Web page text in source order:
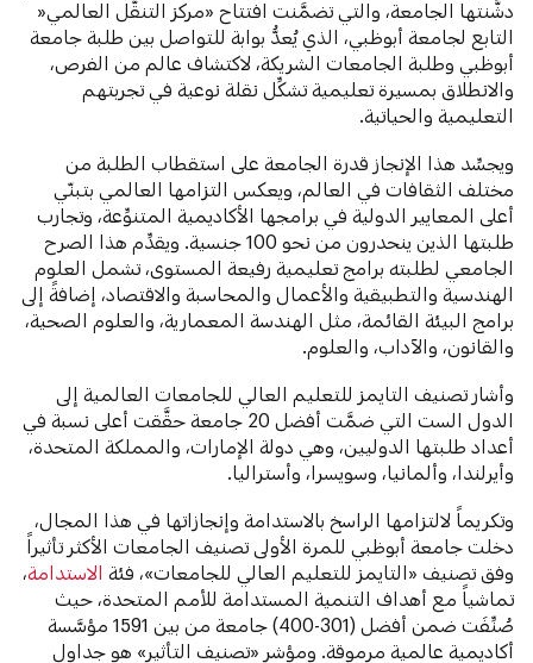
دشَّنتها الجامعة، والتي تضمَّنت افتتاح «مركز التنقُّل العالمي«
التابع لجامعة أبوظبي، الذي يُعدُّ بوابة للتواصل بين طلبة جامعة
أبوظبي وطلبة الجامعات الشريكة، لاكتشاف عالم من الفرص،
والانطلاق بمسيرة تعليمية تشكِّل نقلة نوعية في تجربتهم
التعليمية والحياتية.
ويجسِّد هذا الإنجاز قدرة الجامعة على استقطاب الطلبة من
مختلف الثقافات في العالم، ويعكس التزامها العالمي بتبنّي
أعلى المعايير الدولية في برامجها الأكاديمية المتنوِّعة، وتجارب
طلبتها الذين ينحدرون من نحو 100 جنسية. ويقدِّم هذا الصرح
الجامعي لطلبته برامج تعليمية رفيعة المستوى، تشمل العلوم
الهندسية والتطبيقية والأعمال والمحاسبة والاقتصاد، إضافةً إلى
برامج البيئة القائمة، مثل الهندسة المعمارية، والعلوم الصحية،
والقانون، والآداب، والعلوم.
وأشار تصنيف التايمز للتعليم العالي للجامعات العالمية إلى
الدول الست التي ضمَّت أفضل 20 جامعة حقَّقت أعلى نسبة في
أعداد طلبتها الدوليين، وهي دولة الإمارات، والمملكة المتحدة،
وأيرلندا، وألمانيا، وسويسرا، وأستراليا.
وتكريماً لالتزامها الراسخ بالاستدامة وإنجازاتها في هذا المجال،
دخلت جامعة أبوظبي للمرة الأولى تصنيف الجامعات الأكثر تأثيراً
وفق تصنيف «التايمز للتعليم العالي للجامعات»، فئةالاستدامة،
تماشياً مع أهداف التنمية المستدامة للأمم المتحدة، حيث
صُنِّفَت ضمن أفضل (301-400) جامعة من بين 1591 مؤسَّسة
أكاديمية عالمية مرموقة. ومؤشر «تصنيف التأثير» هو جداول